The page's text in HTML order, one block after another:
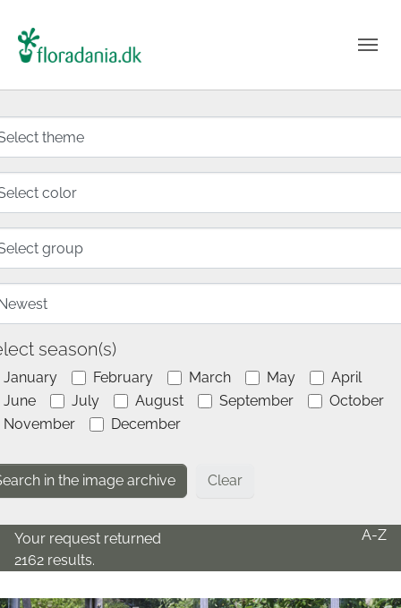
Clear
season(s)
January February March May
April
June
July August September
October
November
December
Your request returned
2162 results.
A-Z